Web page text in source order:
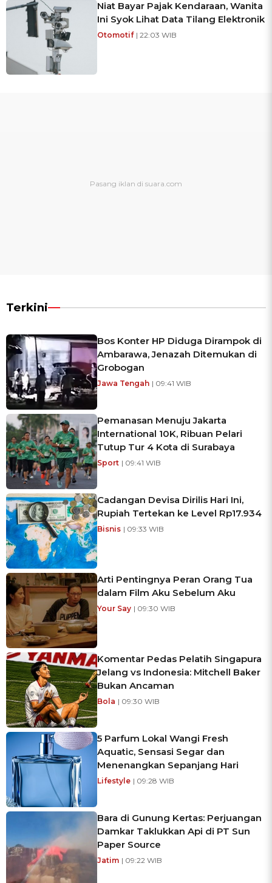
Niat Bayar Pajak Kendaraan, Wanita
Ini Syok Lihat Data Tilang Elektronik
Otomotif | 22:03 WIB
Terkini
Bos Konter HP Diduga Dirampok di
Ambarawa, Jenazah Ditemukan di
Grobogan
Jawa Tengah | 09:41 WIB
Pemanasan Menuju Jakarta
International 10K, Ribuan Pelari
Tutup Tur 4 Kota di Surabaya
Sport | 09:41 WIB
Cadangan Devisa Dirilis Hari Ini,
Rupiah Tertekan ke Level Rp17.934
Bisnis | 09:33 WIB
Arti Pentingnya Peran Orang Tua
dalam Film Aku Sebelum Aku
Your Say | 09:30 WIB
Komentar Pedas Pelatih Singapura
Jelang vs Indonesia: Mitchell Baker
Bukan Ancaman
Bola | 09:30 WIB
5 Parfum Lokal Wangi Fresh
Aquatic, Sensasi Segar dan
Menenangkan Sepanjang Hari
Lifestyle | 09:28 WIB
Bara di Gunung Kertas: Perjuangan
Damkar Taklukkan Api di PT Sun
Paper Source
Jatim | 09:22 WIB